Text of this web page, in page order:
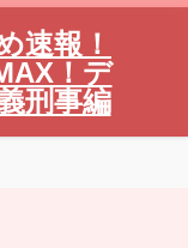
速報！
！デ
刑事編